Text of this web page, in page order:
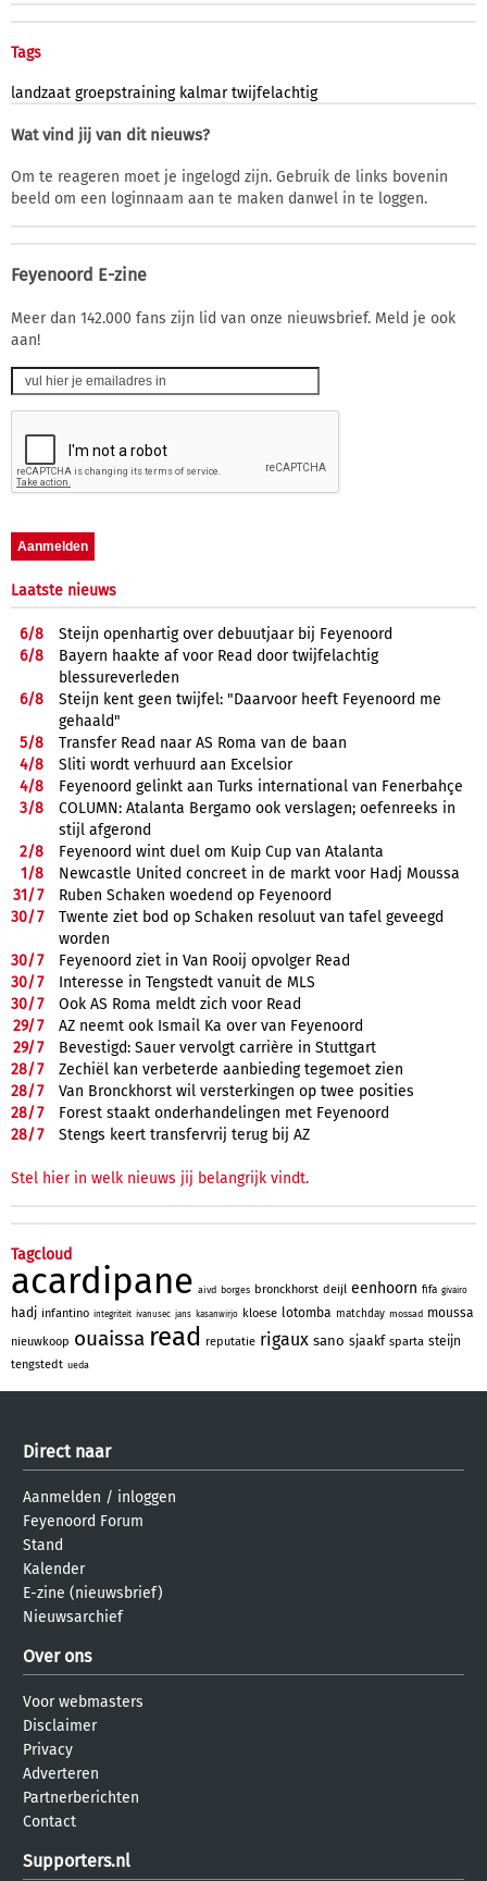
Tags
landzaat groepstraining kalmar twijfelachtig
Wat vind jij van dit nieuws?
Om te reageren moet je ingelogd zijn. Gebruik de links bovenin
beeld om een loginnaam aan te maken danwel in te loggen.
Feyenoord E-zine
Meer dan 142.000 fans zijn lid van onze nieuwsbrief. Meld je ook
aan!
Laatste nieuws
6/8
Steijn openhartig over debuutjaar bij Feyenoord
6/8
Bayern haakte af voor Read door twijfelachtig
blessureverleden
6/8
Steijn kent geen twijfel: "Daarvoor heeft Feyenoord me
gehaald"
5/8
Transfer Read naar AS Roma van de baan
4/8
Sliti wordt verhuurd aan Excelsior
4/8
Feyenoord gelinkt aan Turks international van Fenerbahçe
3/8
COLUMN: Atalanta Bergamo ook verslagen; oefenreeks in
stijl afgerond
2/8
Feyenoord wint duel om Kuip Cup van Atalanta
1/8
Newcastle United concreet in de markt voor Hadj Moussa
31/7
Ruben Schaken woedend op Feyenoord
30/7
Twente ziet bod op Schaken resoluut van tafel geveegd
worden
30/7
Feyenoord ziet in Van Rooij opvolger Read
30/7
Interesse in Tengstedt vanuit de MLS
30/7
Ook AS Roma meldt zich voor Read
29/7
AZ neemt ook Ismail Ka over van Feyenoord
29/7
Bevestigd: Sauer vervolgt carrière in Stuttgart
28/7
Zechiël kan verbeterde aanbieding tegemoet zien
28/7
Van Bronckhorst wil versterkingen op twee posities
28/7
Forest staakt onderhandelingen met Feyenoord
28/7 Stengs keert transfervrij terug bij AZ
Stel hier in welk nieuws jij belangrijk vindt.
Tagcloud
acardipane aivd borges bronckhorst deijl eenhoorn fifa givairo
hadj infantino integriteit ivanusec jans kasanwirjo kloese lotomba matchday mossad moussa
nieuwkoop ouaissa read reputatie rigaux sano sjaakf sparta steijn
tengstedt ueda
Direct naar
Aanmelden / inloggen
Feyenoord Forum
Stand
Kalender
E-zine (nieuwsbrief)
Nieuwsarchief
Over ons
Voor webmasters
Disclaimer
Privacy
Adverteren
Partnerberichten
Contact
Supporters.nl